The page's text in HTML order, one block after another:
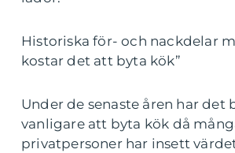
Historiska för- och nackdelar
kostar det att byta kök”
Under de senaste åren har det
vanligare att byta kök då
privatpersoner har insett